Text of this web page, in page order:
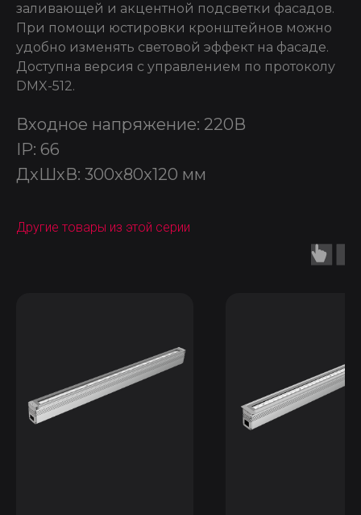
заливающей и акцентной подсветки фасадов.
При помощи юстировки кронштейнов можно
удобно изменять световой эффект на фасаде.
Доступна версия с управлением по протоколу
DMX-512.
Входное напряжение: 220В
IP: 66
ДxШxВ: 300x80x120 мм
Другие товары из этой серии